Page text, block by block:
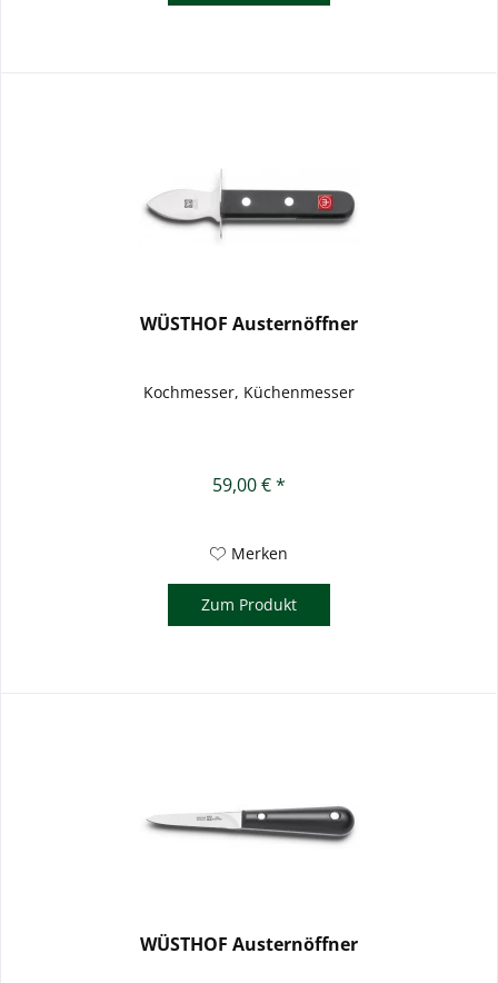
WÜSTHOF Austernöffner
Kochmesser, Küchenmesser
59,00 € *
Merken
Zum Produkt
WÜSTHOF Austernöffner